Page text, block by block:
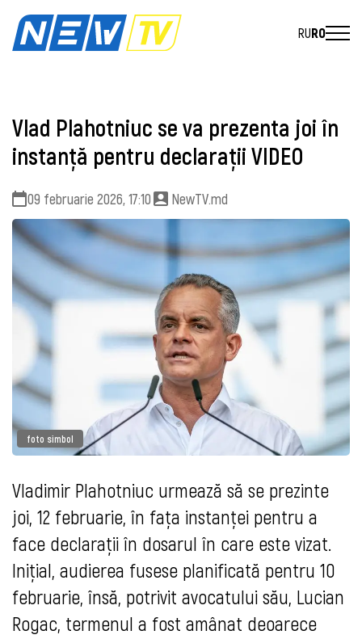
RURO
Vlad Plahotniuc se va prezenta joi în
instanță pentru declarații VIDEO
09 februarie 2026, 17:10 NewTV.md
foto simbol
Vladimir Plahotniuc urmează să se prezinte
joi, 12 februarie, în fața instanței pentru a
face declarații în dosarul în care este vizat.
Inițial, audierea fusese planificată pentru 10
februarie, însă, potrivit avocatului său, Lucian
Rogac, termenul a fost amânat deoarece